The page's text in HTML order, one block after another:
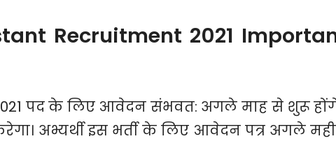
Recruitment 2021
2021 पद के लिए आवेदन संभवत: अगले माह से शुरू
अभ्यर्थी इस भर्ती के लिए आवेदन पत्र अगले